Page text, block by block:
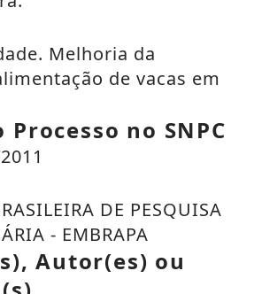
Melhoria da
de vacas em
no SNPC
DE PESQUISA
- EMBRAPA
Autor(es) ou